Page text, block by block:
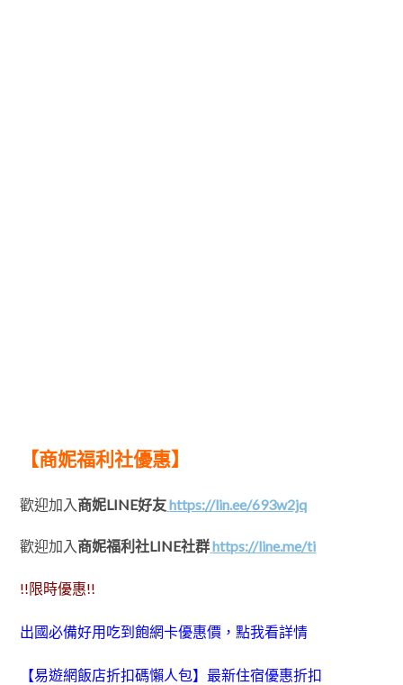
【商妮福利社優惠】
歡迎加入 商妮LINE好友https://lin.ee/693w2jq
歡迎加入 商妮福利社LINE社群https://line.me/ti
!!限時優惠!!
出國必備好用吃到飽網卡優惠價，點我看詳情
【易遊網飯店折扣碼懶人包】最新住宿優惠折扣